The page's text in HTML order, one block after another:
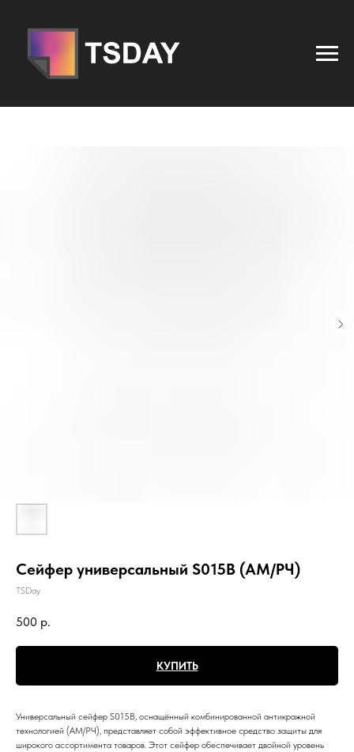
Сейфер универсальный S015B (АМ/РЧ)
TSDay
500 р.
КУПИТЬ
Универсальный сейфер S015B, оснащённый комбинированной антикражной
технологией (АМ/РЧ), представляет собой эффективное средство защиты для
широкого ассортимента товаров. Этот сейфер обеспечивает двойной уровень